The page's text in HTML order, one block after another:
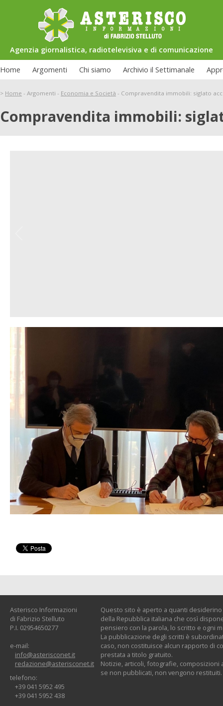
Agenzia giornalistica, radiotelevisiva e di comunicazione
Home Argomenti Chi siamo Archivio il Settimanale
> Home - Argomenti - Economia e Società - Compravendita immobili: siglato
Compravendita immobili:
Asterisco Informazioni
di Fabrizio Stelluto
P.I. 02954650277
e-mail:
info@asterisconet.it
redazione@asterisconet.it
telefono:
+39 041 5952 495
+39 041 5952 438
Questo sito è aperto a quanti
della Repubblica italiana che così
pensiero con la parola, lo scritto e ogni
La pubblicazione degli scritti è
caso, non costituisce alcun rapporto di
prestata a titolo gratuito.
Notizie, articoli, fotografie, composizioni
se non pubblicati, non vengono restituiti.